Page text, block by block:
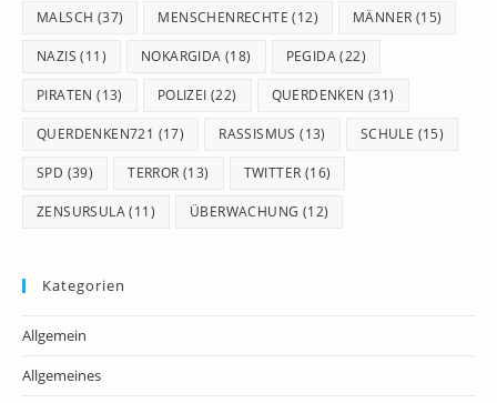
MALSCH (37) MENSCHENRECHTE (12) MÄNNER (15)
NAZIS (11) NOKARGIDA (18) PEGIDA(22)
PIRATEN (13) POLIZEI (22) QUERDENKEN (31)
QUERDENKEN721 (17) RASSISMUS (13) SCHULE (15)
SPD (39) TERROR (13) TWITTER (16)
ZENSURSULA(11) ÜBERWACHUNG (12)
Kategorien
Allgemein
Allgemeines